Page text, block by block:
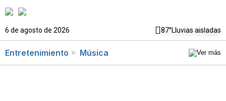
6 de agosto de 2026 87°Lluvias aisladas
Entretenimiento Música